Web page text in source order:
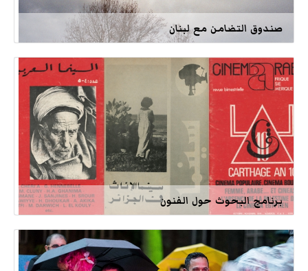
صندوق التضامن مع لبنان
برنامج البحوث حول الفنون